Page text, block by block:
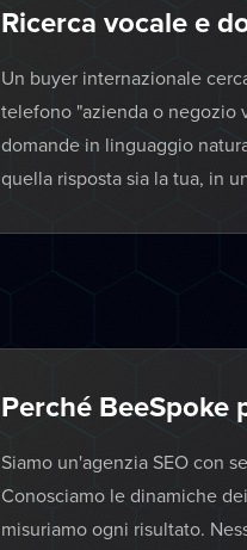
Ricerca vocale e
Un buyer internazionale
telefono "azienda o negozio
domande in linguaggio
quella risposta sia la tua, in
Perché BeeSpoke
Siamo un'agenzia SEO con
Conosciamo le dinamiche
misuriamo ogni risultato.